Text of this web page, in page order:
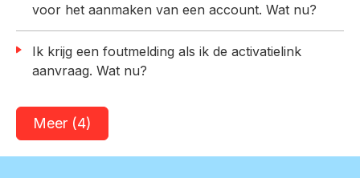
voor het aanmaken van een account. Wat nu?
Ik krijg een foutmelding als ik de activatielink
aanvraag. Wat nu?
Meer (4)